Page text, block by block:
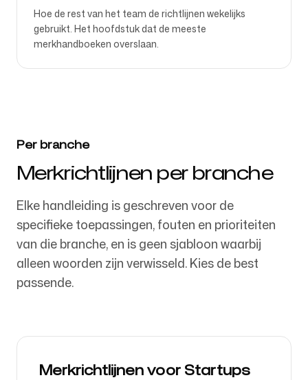
Hoe de rest van het team de richtlijnen wekelijks
gebruikt. Het hoofdstuk dat de meeste
merkhandboeken overslaan.
Per branche
Merkrichtlijnen per branche
Elke handleiding is geschreven voor de
specifieke toepassingen, fouten en prioriteiten
van die branche, en is geen sjabloon waarbij
alleen woorden zijn verwisseld. Kies de best
passende.
Merkrichtlijnen voor Startups